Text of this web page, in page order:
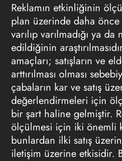
Reklamın etkinliğinin
plan üzerinde daha
varılıp varılmadığı ya
edildiğinin
amaçları; satışların ve
arttırılması olması
çabaların kar ve satış
değerlendirmeleri için
bir şart haline gelmiştir.
ölçülmesi için iki önemli
bunlardan ilki satış
iletişim üzerine etkisidir.